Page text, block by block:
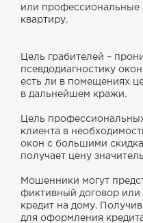
или
квартиру.
Цель грабителей –
псевдодиагностику
есть ли в помещениях
в дальнейшем кражи.
Цель
клиента в
окон с большими
получает цену
Мошенники могут
фиктивный договор
кредит на дому.
для оформления